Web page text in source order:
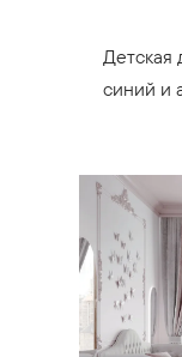
Детская
синий и